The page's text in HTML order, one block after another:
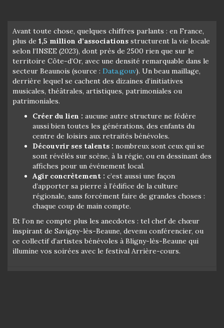
Avant toute chose, quelques chiffres parlants : en France,
plus de 1,5 million d’associations structurent la vie locale
selon l’INSEE (2023), dont près de 2500 rien que sur le
territoire Côte-d’Or, avec une densité remarquable dans le
secteur Beaunois (source : Data.gouv). Un beau maillage,
derrière lequel se cachent des dizaines d’initiatives
musicales, théâtrales, artistiques, patrimoniales ou
patrimoniales.
Créer du lien : aucune autre structure ne fédère
aussi bien toutes les générations, des enfants du
centre de loisirs aux retraités bénévoles.
Découvrir ses talents : nombreux sont ceux qui se
sont révélés sur scène, à la régie, ou en dessinant des
affiches pour un événement local.
Agir concrètement : c’est aussi une façon
d’apporter sa pierre à l’édifice de la culture
régionale, sans forcément faire de grandes choses :
chaque coup de main compte.
Et l’on ne compte plus les anecdotes : tel chef de chœur
inspirant de Savigny-lès-Beaune, devenu conférencier, ou
ce collectif d’artistes bénévoles à Bligny-lès-Beaune qui
illumine vos soirées avec le festival Arrière-cours.